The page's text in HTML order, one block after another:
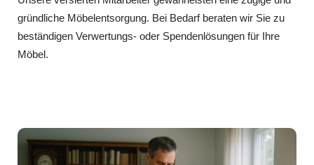
gründliche Möbelentsorgung. Bei Bedarf beraten wir Sie zu
beständigen Verwertungs- oder Spendenlösungen für Ihre
Möbel.